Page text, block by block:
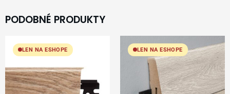
PODOBNÉ PRODUKTY
LEN NA ESHOPE LEN NA ESHOPE